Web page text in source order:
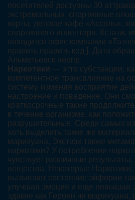
посетителей доступны 30
экстремальных, спортивные
корты, детское кафе «Ассоль»,
спортивного инвентаря. Кстати,
находится офис компании
править править код ]. Дата
Альметьевск неопр.
Наркотики — этто субстанции,
компетентное трансвлияние на
систему, изменяя восприятие
настроение и поведение. Они
краткосрочные также
в течение организме, как
разрушительные. Среди самых
хоть выделить такие же
марихуана, Экстази также
наркотики? У потреблении
чувствует различные результаты,
вещества. Некоторые Наркотики,
вызывают состояние эйфории
улучшая эмоция и еще повышая
эдакие как Героин чи